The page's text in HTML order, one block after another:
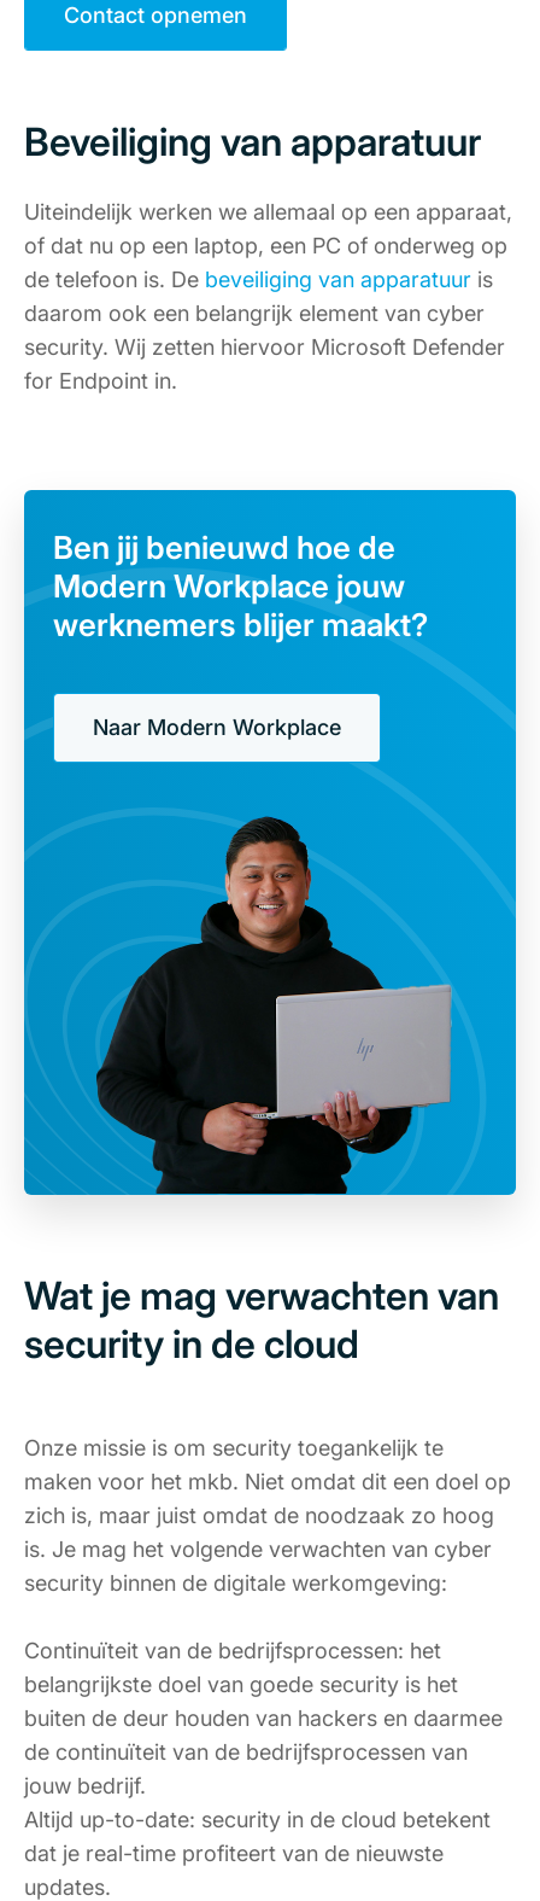
Contact opnemen
Beveiliging van apparatuur
Uiteindelijk werken we allemaal op een apparaat,
of dat nu op een laptop, een PC of onderweg op
de telefoon is. De beveiliging van apparatuur is
daarom ook een belangrijk element van cyber
security. Wij zetten hiervoor Microsoft Defender
for Endpoint in.
Ben jij benieuwd hoe de
Modern Workplace jouw
werknemers blijer maakt?
Naar Modern Workplace
Wat je mag verwachten van
security in de cloud
Onze missie is om security toegankelijk te
maken voor het mkb. Niet omdat dit een doel op
zich is, maar juist omdat de noodzaak zo hoog
is. Je mag het volgende verwachten van cyber
security binnen de digitale werkomgeving:
Continuïteit van de bedrijfsprocessen: het
belangrijkste doel van goede security is het
buiten de deur houden van hackers en daarmee
de continuïteit van de bedrijfsprocessen van
jouw bedrijf.
Altijd up-to-date: security in de cloud betekent
dat je real-time profiteert van de nieuwste
updates.